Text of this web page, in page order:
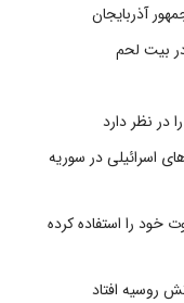
آذربایجان
بیت‌ لحم
اسرائیلی در سوریه
پاتریوت خود را استفاده کرده
روسیه افتاد